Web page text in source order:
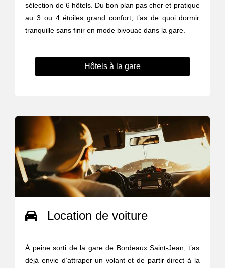
sélection de 6 hôtels. Du bon plan pas cher et pratique
au 3 ou 4 étoiles grand confort, t’as de quoi dormir
tranquille sans finir en mode bivouac dans la gare.
Hôtels à la gare
Location de voiture
À peine sorti de la gare de Bordeaux Saint-Jean, t’as
déjà envie d’attraper un volant et de partir direct à la